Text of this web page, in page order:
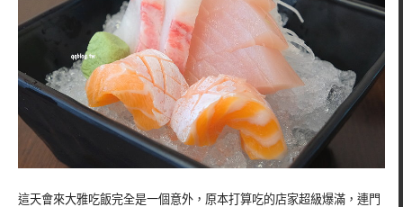
這天會來大雅吃飯完全是一個意外，原本打算吃的店家超級爆滿，連門